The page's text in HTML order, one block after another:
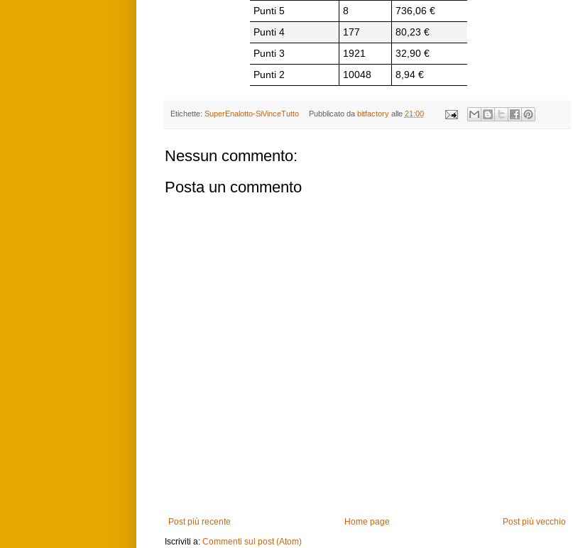
Punti 5
8
736,06 €
Punti 4
177
80,23 €
Punti 3
1921
32,90 €
Punti 2
10048 8,94 €
Etichette: SuperEnalotto-SiVinceTutto Pubblicato da bitfactory alle 21:00
Nessun commento:
Posta un commento
Post più recente Post più vecchio
Home page
Iscriviti a: Commenti sul post (Atom)